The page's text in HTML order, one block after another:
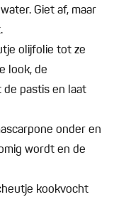
Giet af, maar
olijfolie tot ze
look, de
de pastis en laat
onder en
wordt en de
kookvocht